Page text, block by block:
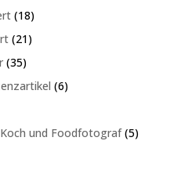
1818
Produkte
2121
3535
Produkte
66
und Foodfotograf 55